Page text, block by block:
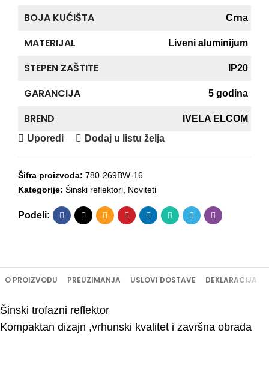
BOJA KUĆIŠTA Crna
MATERIJAL Liveni aluminijum
STEPEN ZAŠTITE IP20
GARANCIJA 5 godina
BREND
IVELA ELCOM
Uporedi
Dodaj u listu želja
Šifra proizvoda: 780-269BW-16
Kategorije: Šinski reflektori, Noviteti
Podeli:
O PROIZVODU PREUZIMANJA USLOVI DOSTAVE DEKLARACIJA
Šinski trofazni reflektor
Kompaktan dizajn ,vrhunski kvalitet i završna obrada